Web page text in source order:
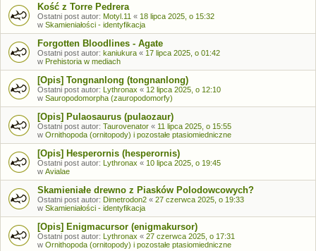
Kość z Torre Pedrera
Ostatni post autor: Motyl.11 « 18 lipca 2025, o 15:32
w Skamieniałości - identyfikacja
Forgotten Bloodlines - Agate
Ostatni post autor: kaniukura « 17 lipca 2025, o 01:42
w Prehistoria w mediach
[Opis] Tongnanlong (tongnanlong)
Ostatni post autor: Lythronax « 12 lipca 2025, o 12:10
w Sauropodomorpha (zauropodomorfy)
[Opis] Pulaosaurus (pulaozaur)
Ostatni post autor: Taurovenator « 11 lipca 2025, o 15:55
w Ornithopoda (ornitopody) i pozostałe ptasiomiedniczne
[Opis] Hesperornis (hesperornis)
Ostatni post autor: Lythronax « 10 lipca 2025, o 19:45
w Avialae
Skamieniałe drewno z Piasków Polodowcowych?
Ostatni post autor: Dimetrodon2 « 27 czerwca 2025, o 19:33
w Skamieniałości - identyfikacja
[Opis] Enigmacursor (enigmakursor)
Ostatni post autor: Lythronax « 27 czerwca 2025, o 17:31
w Ornithopoda (ornitopody) i pozostałe ptasiomiedniczne